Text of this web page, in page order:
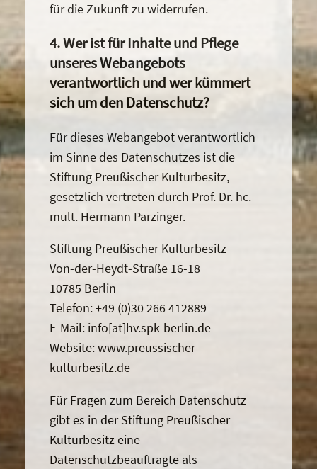
für die Zukunft zu widerrufen.
4. Wer ist für Inhalte und Pflege
unseres Webangebots
verantwortlich und wer kümmert
sich um den Datenschutz?
Für dieses Webangebot verantwortlich
im Sinne des Datenschutzes ist die
Stiftung Preußischer Kulturbesitz,
gesetzlich vertreten durch Prof. Dr. hc.
mult. Hermann Parzinger.
Stiftung Preußischer Kulturbesitz
Von-der-Heydt-Straße 16-18
10785 Berlin
Telefon: +49 (0)30 266 412889
E-Mail: info[at]hv.spk-berlin.de
Website: www.preussischer-
kulturbesitz.de
Für Fragen zum Bereich Datenschutz
gibt es in der Stiftung Preußischer
Kulturbesitz eine
Datenschutzbeauftragte als